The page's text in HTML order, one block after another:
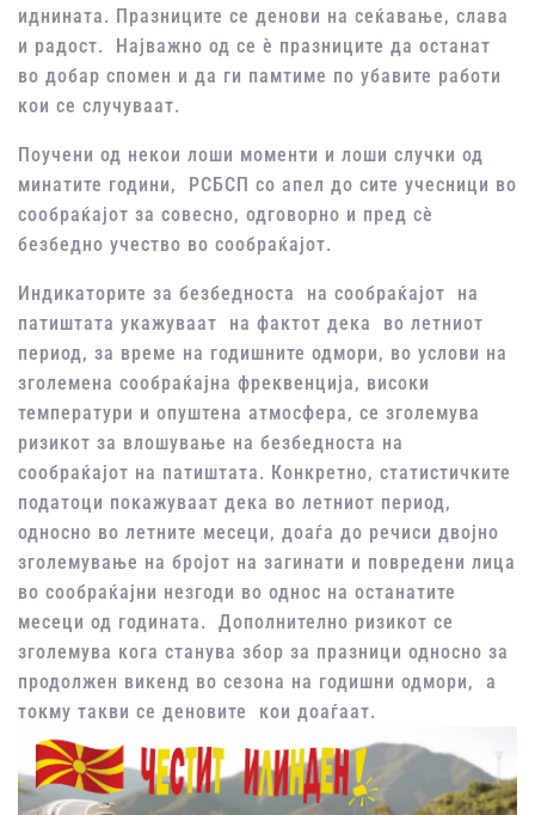
иднината. Празниците се денови на сеќавање, слава
и радост. Најважно од се ѐ празниците да останат
во добар спомен и да ги памтиме по убавите работи
кои се случуваат.
Поучени од некои лоши моменти и лоши случки од
минатите години, РСБСП со апел до сите учесници во
сообраќајот за совесно, одговорно и пред сѐ
безбедно учество во сообраќајот.
Индикаторите за безбедноста на сообраќајот на
патиштата укажуваат на фактот дека во летниот
период, за време на годишните одмори, во услови на
зголемена сообраќајна фреквенција, високи
температури и опуштена атмосфера, се зголемува
ризикот за влошување на безбедноста на
сообраќајот на патиштата. Конкретно, статистичките
податоци покажуваат дека во летниот период,
односно во летните месеци, доаѓа до речиси двојно
зголемување на бројот на загинати и повредени лица
во сообраќајни незгоди во однос на останатите
месеци од годината. Дополнително ризикот се
зголемува кога станува збор за празници односно за
продолжен викенд во сезона на годишни одмори, а
токму такви се деновите кои доаѓаат.